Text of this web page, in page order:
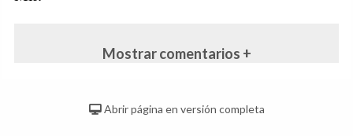
Mostrar comentarios +
Abrir página en versión completa